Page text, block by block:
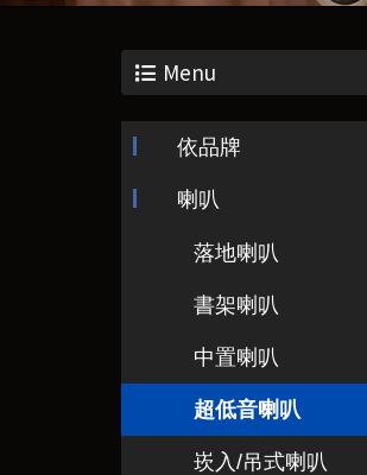
Menu
依品牌
喇叭
落地喇叭
書架喇叭
中置喇叭
超低音喇叭
崁入/吊式喇叭